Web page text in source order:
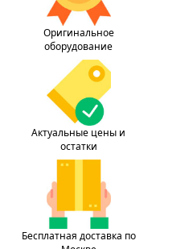
Оригинальное
оборудование
Актуальные цены и
остатки
Бесплатная доставка по